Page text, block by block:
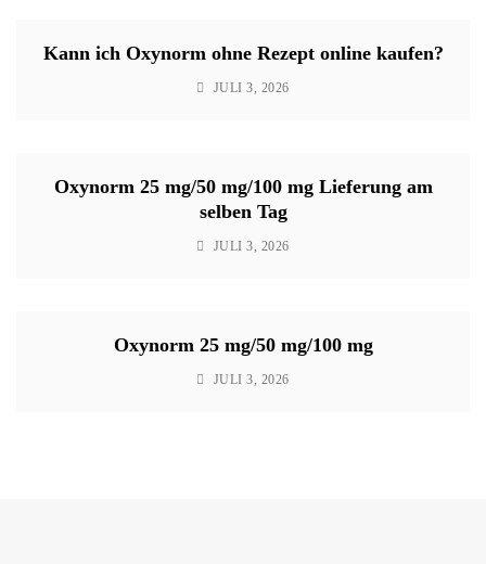
Kann ich Oxynorm ohne Rezept online kaufen?
JULI 3, 2026
Oxynorm 25 mg/50 mg/100 mg Lieferung am
selben Tag
JULI 3, 2026
Oxynorm 25 mg/50 mg/100 mg
JULI 3, 2026